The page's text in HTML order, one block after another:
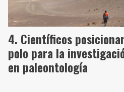
Científicos
polo para la
en paleontología